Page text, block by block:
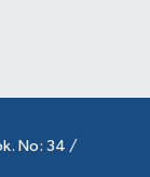
No: 34 /